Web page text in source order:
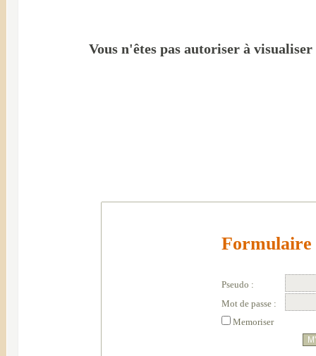
Vous n'êtes pas autoriser à
Pseudo :
Mot de passe :
Memoriser